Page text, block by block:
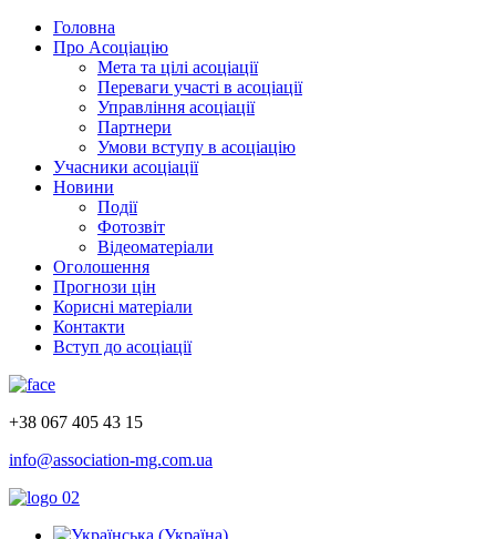
Головна
Про Асоціацію
Мета та цілі асоціації
Переваги участі в асоціації
Управління асоціації
Партнери
Умови вступу в асоціацію
Учасники асоціації
Новини
Події
Фотозвіт
Відеоматеріали
Оголошення
Прогнози цін
Корисні матеріали
Контакти
Вступ до асоціації
+38 067 405 43 15
info@association-mg.com.ua